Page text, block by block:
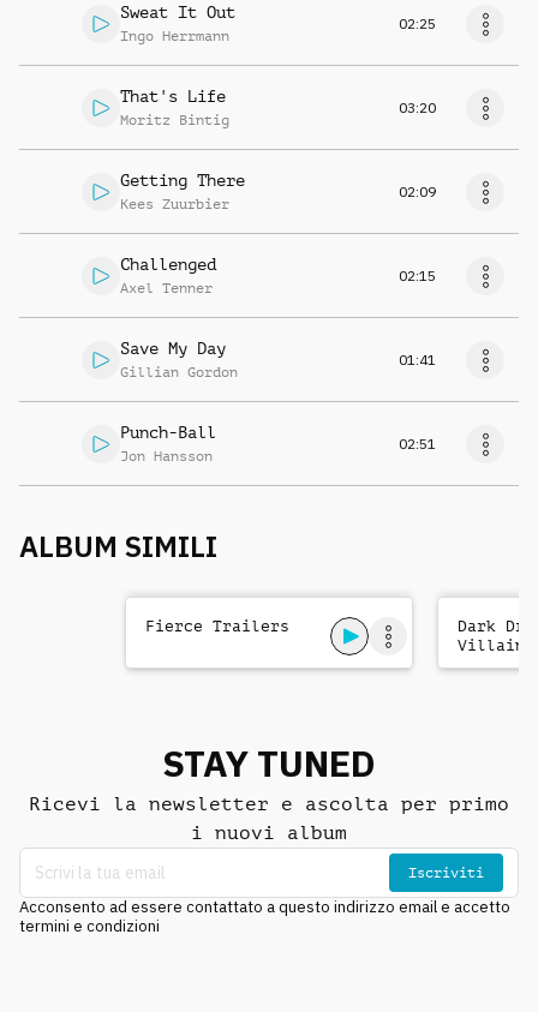
Sweat It Out
Ingo Herrmann
02:25
That's Life
Moritz Bintig
03:20
Getting There
Kees Zuurbier
02:09
Challenged
Axel Tenner
02:15
Save My Day
Gillian Gordon
01:41
Punch-Ball
Jon Hansson
02:51
ALBUM SIMILI
Fierce Trailers
Dark
Villains
STAY TUNED
Ricevi la newsletter e ascolta per primo
i nuovi album
Iscriviti
Acconsento ad essere contattato a questo indirizzo email e accetto
termini e condizioni